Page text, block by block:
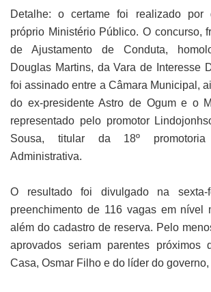
Detalhe: o certame foi realizado por
próprio Ministério Público. O concurso,
de Ajustamento de Conduta,
Douglas Martins, da Vara de Interesse
foi assinado entre a Câmara Municipal,
do ex-presidente Astro de Ogum e o
representado pelo promotor
Sousa, titular da 18º
Administrativa.
O resultado foi divulgado na sexta-
preenchimento de 116 vagas em nível
além do cadastro de reserva. Pelo
aprovados seriam parentes próximos
Casa, Osmar Filho e do líder do